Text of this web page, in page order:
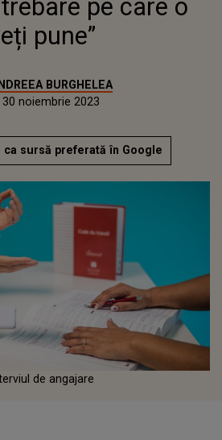
pe care o
pune”
BURGHELEA
30 noiembrie 2023
ca sursă preferată în Google
de angajare